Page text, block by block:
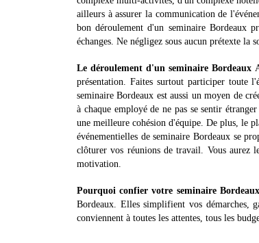
ailleurs à assurer la communication de
bon déroulement d'un seminaire Bordeaux
échanges. Ne négligez sous aucun prétexte la
Le déroulement d'un seminaire Bordeaux
présentation. Faites surtout participer toute
seminaire Bordeaux est aussi un moyen de
à chaque employé de ne pas se sentir
une meilleure cohésion d'équipe. De plus, le
événementielles de seminaire Bordeaux se
clôturer vos réunions de travail. Vous aurez
motivation.
Pourquoi confier votre seminaire
Bordeaux. Elles simplifient vos démarches,
conviennent à toutes les attentes, tous les